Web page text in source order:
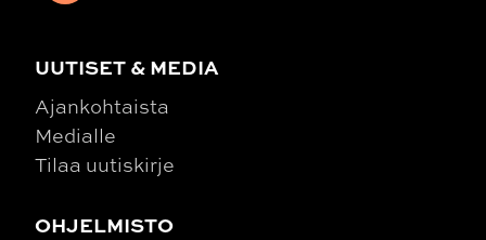
UUTISET & MEDIA
Ajankohtaista
Medialle
Tilaa uutiskirje
OHJELMISTO